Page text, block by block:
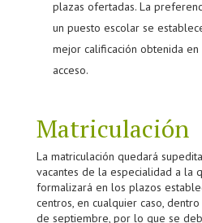
plazas ofertadas. La
un puesto escolar se
mejor calificación obtenida
acceso.
Matriculación
La matriculación quedará
vacantes de la especialidad a la
formalizará en los plazos
centros, en cualquier caso,
de septiembre, por lo que se